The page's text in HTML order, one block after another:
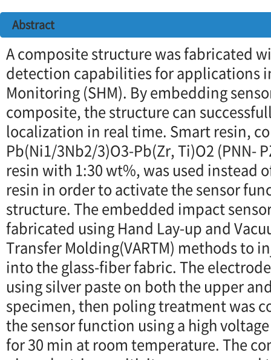
Abstract
A composite structure was fabricated
detection capabilities for applications
Monitoring (SHM). By embedding
composite, the structure can
localization in real time. Smart resin,
Pb(Ni1/3Nb2/3)O3-Pb(Zr, Ti)O2 (PNN-
resin with 1:30 wt%, was used instead
resin in order to activate the sensor
structure. The embedded impact
fabricated using Hand Lay-up and
Transfer Molding(VARTM) methods to
into the glass-fiber fabric. The
using silver paste on both the upper
specimen, then poling treatment was
the sensor function using a high
for 30 min at room temperature. The